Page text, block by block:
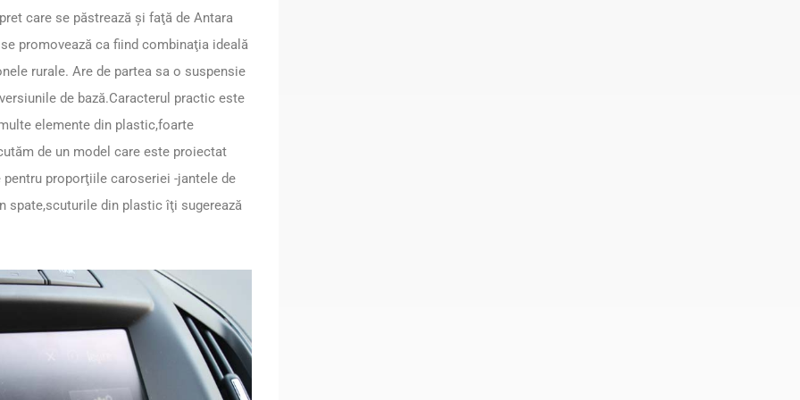
care se păstrează şi faţă de Antara
promovează ca fiind combinaţia ideală
rurale. Are de partea sa o suspensie
de bază.Caracterul practic este
elemente din plastic,foarte
de un model care este proiectat
proporţiile caroseriei -jantele de
spate,scuturile din plastic îţi sugerează